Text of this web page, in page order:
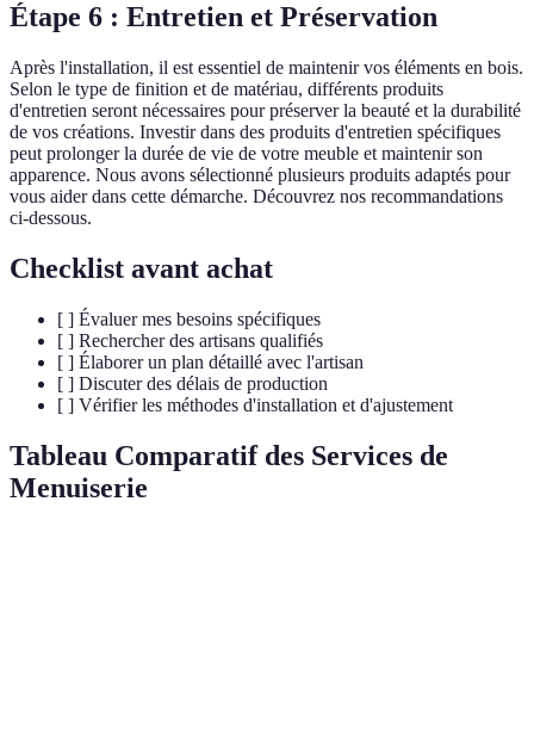
Étape 6 : Entretien et Préservation
Après l'installation, il est essentiel de maintenir vos éléments en bois.
Selon le type de finition et de matériau, différents produits
d'entretien seront nécessaires pour préserver la beauté et la durabilité
de vos créations. Investir dans des produits d'entretien spécifiques
peut prolonger la durée de vie de votre meuble et maintenir son
apparence. Nous avons sélectionné plusieurs produits adaptés pour
vous aider dans cette démarche. Découvrez nos recommandations
ci-dessous.
Checklist avant achat
[ ] Évaluer mes besoins spécifiques
[ ] Rechercher des artisans qualifiés
[ ] Élaborer un plan détaillé avec l'artisan
[ ] Discuter des délais de production
[ ] Vérifier les méthodes d'installation et d'ajustement
Tableau Comparatif des Services de
Menuiserie